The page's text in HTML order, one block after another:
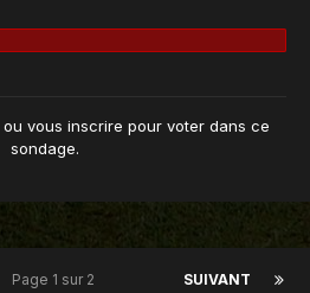
ou vous inscrire pour voter dans ce
sondage.
SUIVANT
Page 1 sur 2